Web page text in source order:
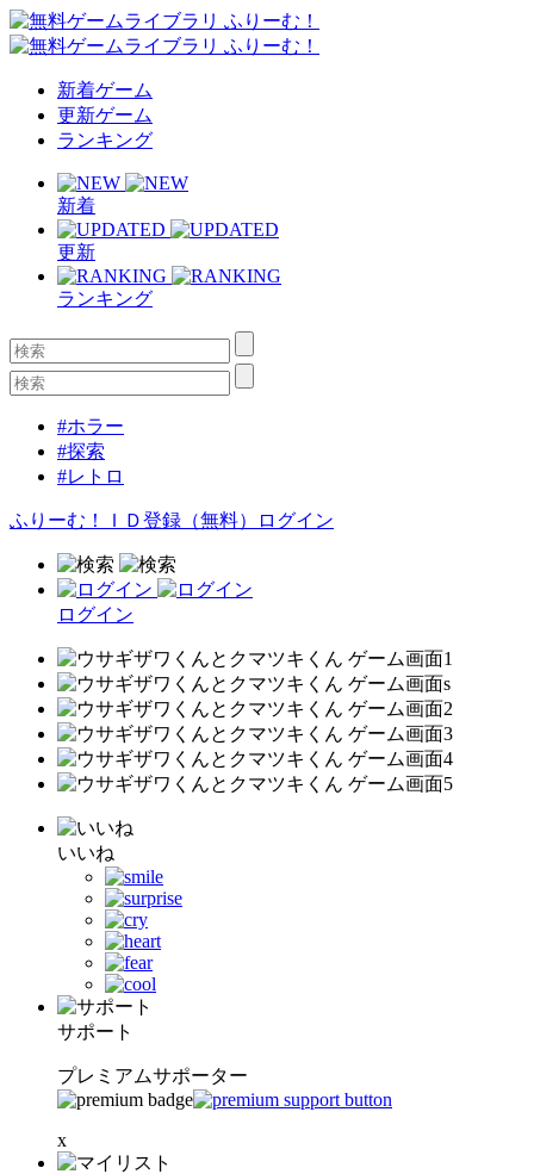
新着ゲーム
更新ゲーム
ランキング
新着
更新
ランキング
#ホラー
#探索
#レトロ
ふりーむ！ＩＤ登録（無料） ログイン
ログイン
いいね
サポート
プレミアムサポーター
x